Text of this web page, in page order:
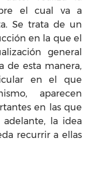
el cual va a
Se trata de un
en la que el
general
de esta manera,
en el que
aparecen
en las que
la idea
recurrir a ellas